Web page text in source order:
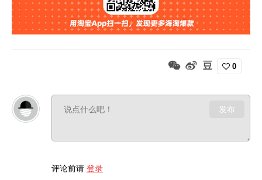
0
发布
评论前请 登录